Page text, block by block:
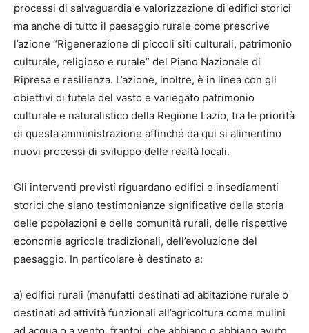
processi di salvaguardia e valorizzazione di edifici storici
ma anche di tutto il paesaggio rurale come prescrive
l’azione “Rigenerazione di piccoli siti culturali, patrimonio
culturale, religioso e rurale” del Piano Nazionale di
Ripresa e resilienza. L’azione, inoltre, è in linea con gli
obiettivi di tutela del vasto e variegato patrimonio
culturale e naturalistico della Regione Lazio, tra le priorità
di questa amministrazione affinché da qui si alimentino
nuovi processi di sviluppo delle realtà locali.
Gli interventi previsti riguardano edifici e insediamenti
storici che siano testimonianze significative della storia
delle popolazioni e delle comunità rurali, delle rispettive
economie agricole tradizionali, dell’evoluzione del
paesaggio. In particolare è destinato a:
a) edifici rurali (manufatti destinati ad abitazione rurale o
destinati ad attività funzionali all’agricoltura come mulini